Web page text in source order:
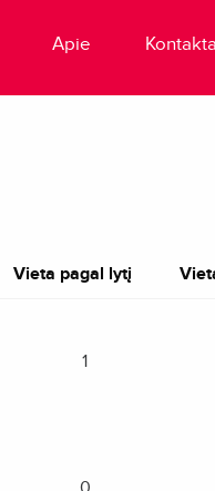
Apie
Vieta pagal lytį
1